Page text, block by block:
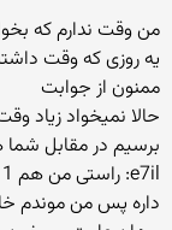
من وقت ندارم كه
یه روزی كه وقت
ممنون از جوابت
حالا نمیخواد زیاد
برسیم در مقابل
داره پس من موندم